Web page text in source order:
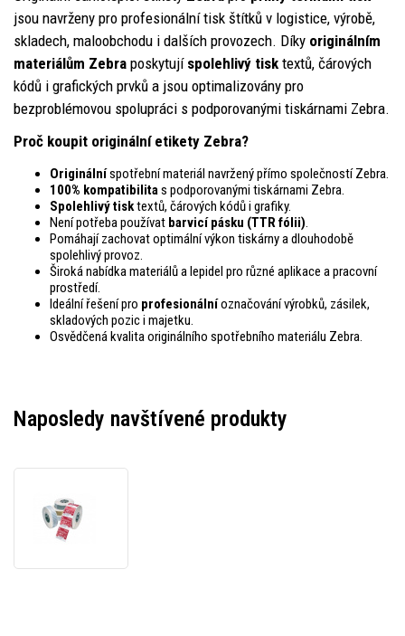
jsou navrženy pro profesionální tisk štítků v logistice, výrobě,
skladech, maloobchodu i dalších provozech. Díky originálním
materiálům Zebra poskytují spolehlivý tisk textů, čárových
kódů i grafických prvků a jsou optimalizovány pro
bezproblémovou spolupráci s podporovanými tiskárnami Zebra.
Proč koupit originální etikety Zebra?
Originálníspotřební materiál navržený přímo společností Zebra.
100% kompatibilitas podporovanými tiskárnami Zebra.
Spolehlivý tisktextů, čárových kódů i grafiky.
Není potřeba používat barvicí pásku (TTR fólii).
Pomáhají zachovat optimální výkon tiskárny a dlouhodobě
spolehlivý provoz.
Široká nabídka materiálů a lepidel pro různé aplikace a pracovní
prostředí.
Ideální řešení pro profesionálníoznačování výrobků, zásilek,
skladových pozic i majetku.
Osvědčená kvalita originálního spotřebního materiálu Zebra.
Naposledy navštívené produkty
QL320,